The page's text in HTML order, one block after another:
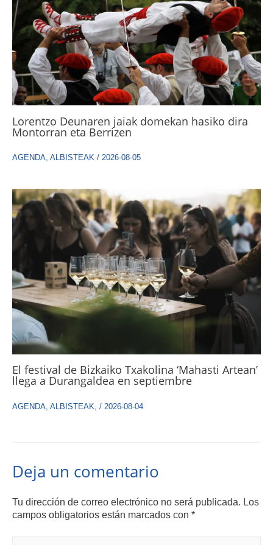
Lorentzo Deunaren jaiak domekan hasiko dira
Montorran eta Berrizen
AGENDA, ALBISTEAK / 2026-08-05
El festival de Bizkaiko Txakolina ‘Mahasti Artean’
llega a Durangaldea en septiembre
AGENDA ALBISTEAK / 2026-08-04
Deja un comentario
Tu dirección de correo electrónico no será publicada. Los
campos obligatorios están marcados con *